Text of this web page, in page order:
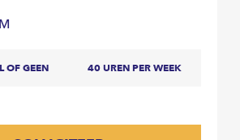
OF GEEN 40 UREN PER WEEK